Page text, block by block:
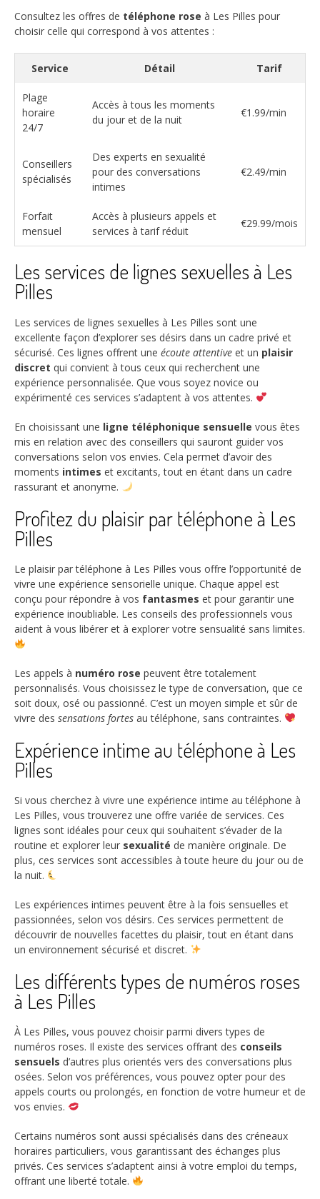
Consultez les offres de téléphone rose à Les Pilles pour
choisir celle qui correspond à vos attentes :
Service Détail Tarif
Plage
horaire
24/7
Accès à tous les moments
du jour et de la nuit
€1.99/min
Conseillers
spécialisés
Des experts en sexualité
pour des conversations
intimes
€2.49/min
Forfait
mensuel
Accès à plusieurs appels et
services à tarif réduit
€29.99/mois
Les services de lignes sexuelles à Les
Pilles
Les services de lignes sexuelles à Les Pilles sont une
excellente façon d’explorer ses désirs dans un cadre privé et
sécurisé. Ces lignes offrent une écoute attentive et un plaisir
discret qui convient à tous ceux qui recherchent une
expérience personnalisée. Que vous soyez novice ou
expérimenté ces services s’adaptent à vos attentes.
En choisissant une ligne téléphonique sensuelle vous êtes
mis en relation avec des conseillers qui sauront guider vos
conversations selon vos envies. Cela permet d’avoir des
moments intimes et excitants, tout en étant dans un cadre
rassurant et anonyme.
Profitez du plaisir par téléphone à Les
Pilles
Le plaisir par téléphone à Les Pilles vous offre l’opportunité de
vivre une expérience sensorielle unique. Chaque appel est
conçu pour répondre à vos fantasmes et pour garantir une
expérience inoubliable. Les conseils des professionnels vous
aident à vous libérer et à explorer votre sensualité sans limites.
Les appels à numéro rose peuvent être totalement
personnalisés. Vous choisissez le type de conversation, que ce
soit doux, osé ou passionné. C’est un moyen simple et sûr de
vivre des sensations fortes au téléphone, sans contraintes.
Expérience intime au téléphone à Les
Pilles
Si vous cherchez à vivre une expérience intime au téléphone à
Les Pilles, vous trouverez une offre variée de services. Ces
lignes sont idéales pour ceux qui souhaitent s’évader de la
routine et explorer leur sexualité de manière originale. De
plus, ces services sont accessibles à toute heure du jour ou de
la nuit.
Les expériences intimes peuvent être à la fois sensuelles et
passionnées, selon vos désirs. Ces services permettent de
découvrir de nouvelles facettes du plaisir, tout en étant dans
un environnement sécurisé et discret.
Les différents types de numéros roses
à Les Pilles
À Les Pilles, vous pouvez choisir parmi divers types de
numéros roses. Il existe des services offrant des conseils
sensuels d’autres plus orientés vers des conversations plus
osées. Selon vos préférences, vous pouvez opter pour des
appels courts ou prolongés, en fonction de votre humeur et de
vos envies.
Certains numéros sont aussi spécialisés dans des créneaux
horaires particuliers, vous garantissant des échanges plus
privés. Ces services s’adaptent ainsi à votre emploi du temps,
offrant une liberté totale.